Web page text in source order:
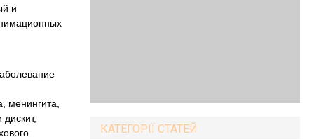
и
менингита,
КАТЕГОРІЇ СТАТЕЙ